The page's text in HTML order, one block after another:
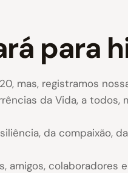
para
mas, registramos
da Vida, a todos,
da compaixão,
amigos,